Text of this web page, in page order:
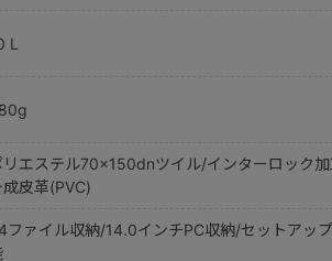
L
リエステル70×150dnツイル/インターロック
成皮革(PVC)
ファイル収納/14.0インチPC収納/セットアッ